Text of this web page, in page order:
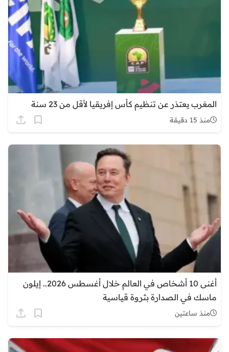
المغرب يعتذر عن تنظيم كأس إفريقيا لأقل من 23 سنة
منذ 15 دقيقة
أغنى 10 أشخاص في العالم خلال أغسطس 2026.. إيلون
ماسك في الصدارة بثروة قياسية
منذ ساعتين